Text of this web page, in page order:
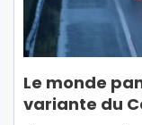
Le monde
variante du